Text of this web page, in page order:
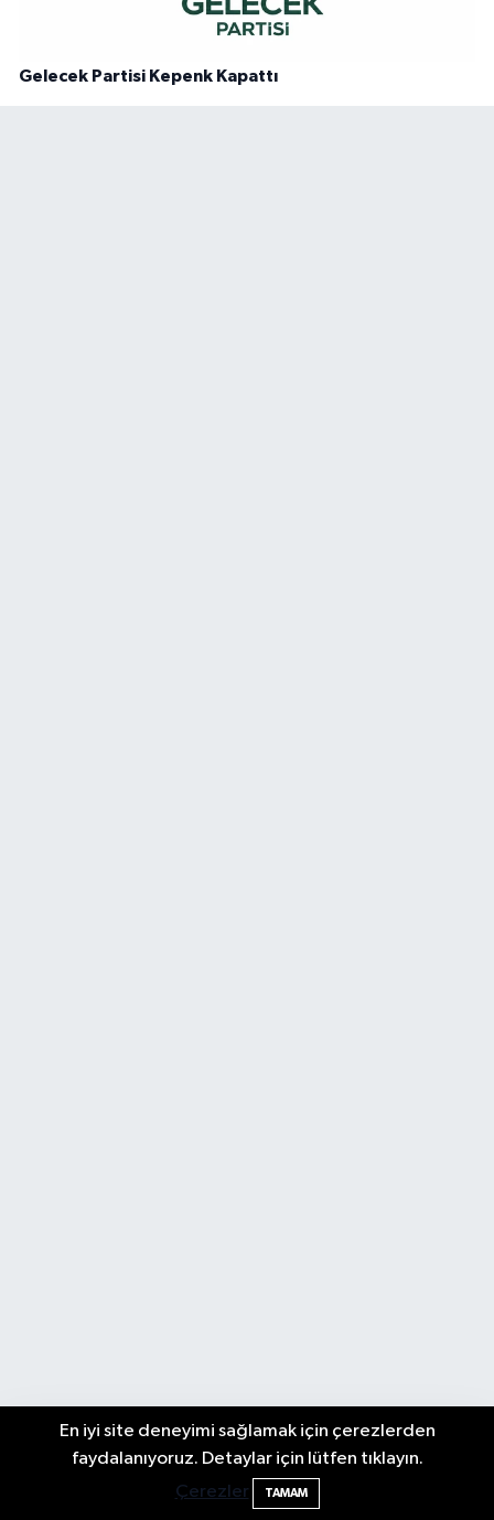
Gelecek Partisi Kepenk Kapattı
En iyi site deneyimi sağlamak için çerezlerden
faydalanıyoruz. Detaylar için lütfen tıklayın.
Çerezler
TAMAM
10:43 Bartın Sahillerinde 2 Ayda 271 Kişi
Ölümden Döndü